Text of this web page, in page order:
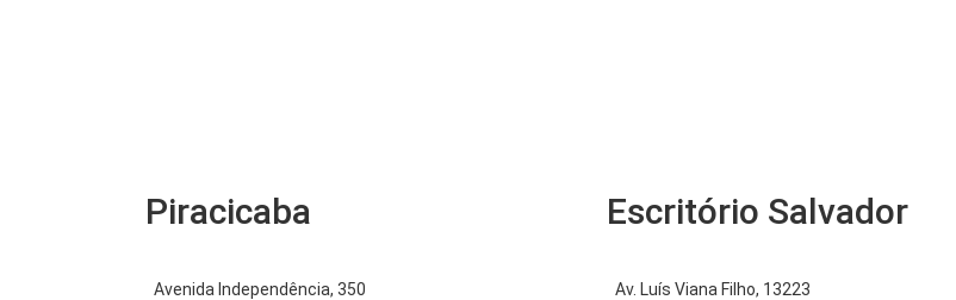
Piracicaba
Avenida Independência, 350
Escritório Salvador
Av. Luís Viana Filho, 13223